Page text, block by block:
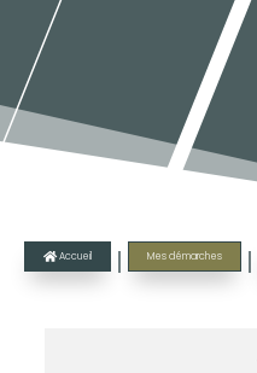
 Accueil | Mes démarches |